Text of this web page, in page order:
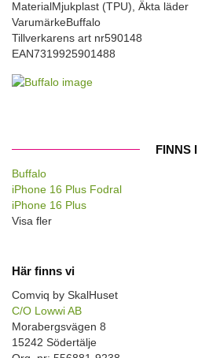
MaterialMjukplast (TPU), Äkta läder
VarumärkeBuffalo
Tillverkarens art nr590148
EAN7319925901488
FINNS I
Buffalo
iPhone 16 Plus Fodral
iPhone 16 Plus
Visa fler
Här finns vi
Comviq by SkalHuset
C/O Lowwi AB
Morabergsvägen 8
15242 Södertälje